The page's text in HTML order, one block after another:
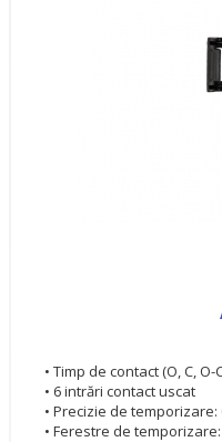
• Timp de contact (O, C, O-
• 6 intrări contact uscat
• Precizie de temporizare:
• Ferestre de temporizare: